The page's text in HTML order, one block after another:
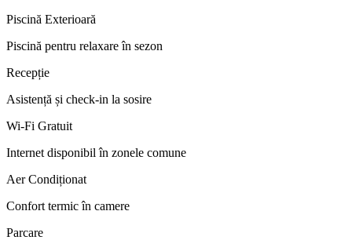
Piscină Exterioară
Piscină pentru relaxare în sezon
Recepție
Asistență și check-in la sosire
Wi-Fi Gratuit
Internet disponibil în zonele comune
Aer Condiționat
Confort termic în camere
Parcare